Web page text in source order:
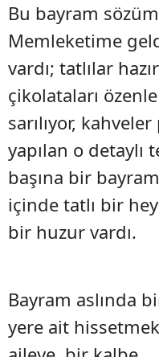
Bu bayram
Memleketime
vardı; tatlılar
çikolataları
sarılıyor,
yapılan o detaylı
başına bir
içinde tatlı bir
bir huzur vardı.
Bayram aslında
yere ait